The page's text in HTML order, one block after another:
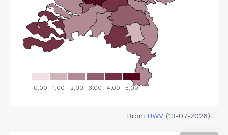
Bron: UWV (13-07-2026)